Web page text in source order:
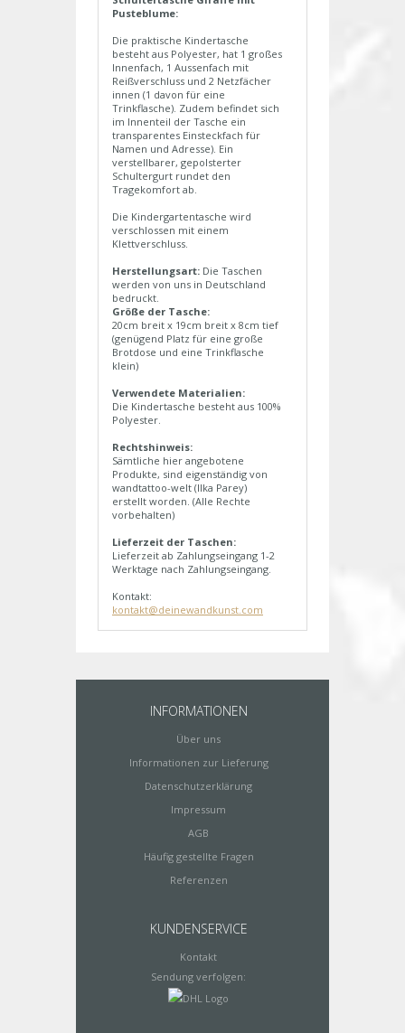
Pusteblume:
Die praktische Kindertasche
besteht aus Polyester, hat 1 großes
Innenfach, 1 Aussenfach mit
Reißverschluss und 2 Netzfächer
innen (1 davon für eine
Trinkflasche). Zudem befindet sich
im Innenteil der Tasche ein
transparentes Einsteckfach für
Namen und Adresse). Ein
verstellbarer, gepolsterter
Schultergurt rundet den
Tragekomfort ab.
Die Kindergartentasche wird
verschlossen mit einem
Klettverschluss.
Herstellungsart: Die Taschen
werden von uns in Deutschland
bedruckt.
Größe der Tasche:
20cm breit x 19cm breit x 8cm tief
(genügend Platz für eine große
Brotdose und eine Trinkflasche
klein)
Verwendete Materialien:
Die Kindertasche besteht aus 100%
Polyester.
Rechtshinweis:
Sämtliche hier angebotene
Produkte, sind eigenständig von
wandtattoo-welt (Ilka Parey)
erstellt worden. (Alle Rechte
vorbehalten)
Lieferzeit der Taschen:
Lieferzeit ab Zahlungseingang 1-2
Werktage nach Zahlungseingang.
Kontakt:
kontakt@deinewandkunst.com
INFORMATIONEN
Über uns
Informationen zur Lieferung
Datenschutzerklärung
Impressum
AGB
Häufig gestellte Fragen
Referenzen
KUNDENSERVICE
Kontakt
Sendung verfolgen: